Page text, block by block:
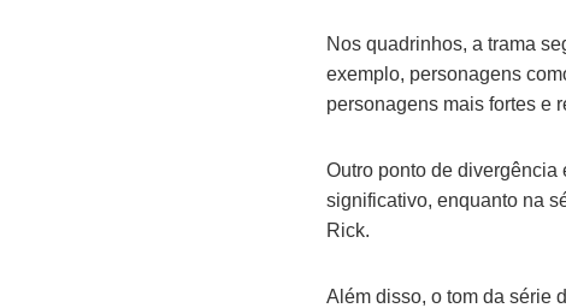
Nos quadrinhos, a trama
exemplo, personagens
personagens mais fortes e
Outro ponto de divergência
significativo, enquanto na
Rick.
Além disso, o tom da série